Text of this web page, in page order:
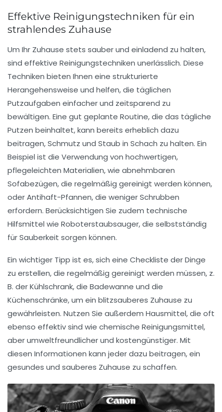
Effektive Reinigungstechniken für ein
strahlendes Zuhause
Um Ihr Zuhause stets sauber und einladend zu halten,
sind effektive Reinigungstechniken unerlässlich. Diese
Techniken bieten Ihnen eine strukturierte
Herangehensweise und helfen, die täglichen
Putzaufgaben einfacher und zeitsparend zu
bewältigen. Eine gut geplante Routine, die das tägliche
Putzen beinhaltet, kann bereits erheblich dazu
beitragen, Schmutz und Staub in Schach zu halten. Ein
Beispiel ist die Verwendung von hochwertigen,
pflegeleichten Materialien, wie abnehmbaren
Sofabezügen, die regelmäßig gereinigt werden können,
oder Antihaft-Pfannen, die weniger Schrubben
erfordern. Berücksichtigen Sie zudem technische
Hilfsmittel wie Roboterstaubsauger, die selbstständig
für Sauberkeit sorgen können.
Ein wichtiger Tipp ist es, sich eine Checkliste der Dinge
zu erstellen, die regelmäßig gereinigt werden müssen, z.
B. der Kühlschrank, die Badewanne und die
Küchenschränke, um ein blitzsauberes Zuhause zu
gewährleisten. Nutzen Sie außerdem Hausmittel, die oft
ebenso effektiv sind wie chemische Reinigungsmittel,
aber umweltfreundlicher und kostengünstiger. Mit
diesen Informationen kann jeder dazu beitragen, ein
gesundes und sauberes Zuhause zu schaffen.